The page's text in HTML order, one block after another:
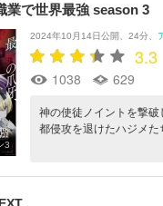
業で世界最強 season 3
3
2024年10月14日公開 24分
3.3
1038 629
神の使徒ノイントを撃破
都侵攻を退けたハジメた